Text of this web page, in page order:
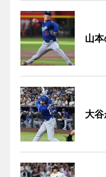
山
大